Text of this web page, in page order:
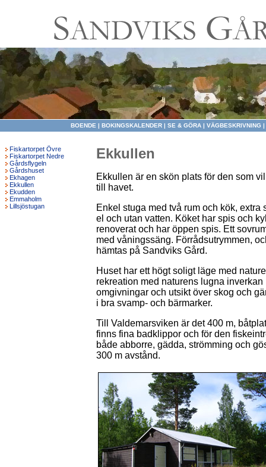
BOENDE | BOKINGSKALENDER | SE & GÖRA | VÄGBESKRIVNING |
Fiskartorpet Övre
Fiskartorpet Nedre
Gårdsflygeln
Gårdshuset
Ekhagen
Ekkullen
Ekudden
Emmaholm
Lillsjöstugan
Ekkullen
Ekkullen är en skön plats för den som
till havet.
Enkel stuga med två rum och kök, extra
el och utan vatten. Köket har spis och
renoverat och har öppen spis. Ett
med våningssäng. Förrådsutrymmen,
hämtas på Sandviks Gård.
Huset har ett högt soligt läge med
rekreation med naturens lugna
omgivningar och utsikt över skog och
i bra svamp- och bärmarker.
Till Valdemarsviken är det 400 m,
finns fina badklippor och för den
både abborre, gädda, strömming och
300 m avstånd.